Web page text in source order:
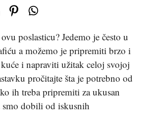
poslasticu? Jedemo je često u
a možemo je pripremiti brzo i
i napraviti užitak celoj svojoj
pročitajte šta je potrebno od
ih treba pripremiti za ukusan
smo dobili od iskusnih